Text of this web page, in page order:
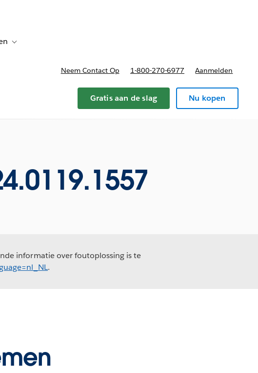
Toggle sub-navigation for Plannen en prijzen
Neem Contact Op 1-800-270-6977 Aanmelden
Gratis aan de slag Nu kopen
informatie over foutoplossing is te
.